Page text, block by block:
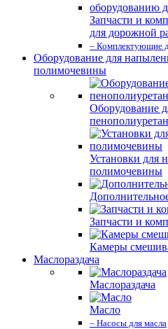
Запчасти и
для дорожной
– Комплектующие
Оборудование для
полимочевины
Оборудование
Установки для
полимочевины
Запчасти и
Камеры
Маслораздача
Маслораздача
Масло
– Насосы для масла